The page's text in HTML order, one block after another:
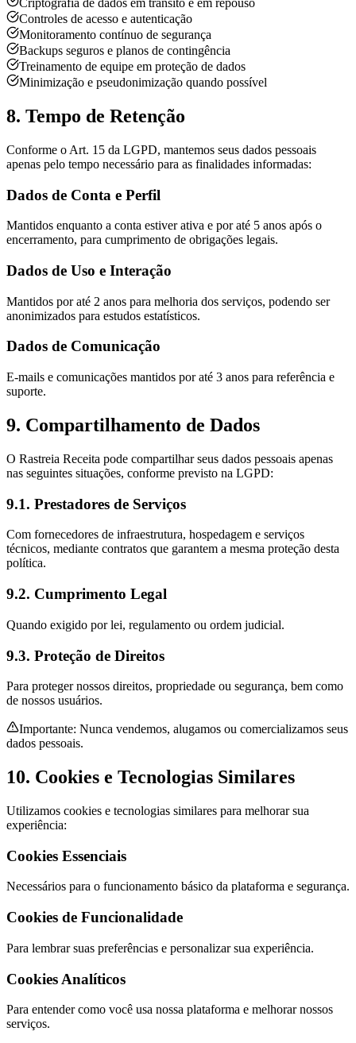
Criptografia de dados em trânsito e em repouso
Controles de acesso e autenticação
Monitoramento contínuo de segurança
Backups seguros e planos de contingência
Treinamento de equipe em proteção de dados
Minimização e pseudonimização quando possível
8. Tempo de Retenção
Conforme o Art. 15 da LGPD, mantemos seus dados pessoais
apenas pelo tempo necessário para as finalidades informadas:
Dados de Conta e Perfil
Mantidos enquanto a conta estiver ativa e por até 5 anos após o
encerramento, para cumprimento de obrigações legais.
Dados de Uso e Interação
Mantidos por até 2 anos para melhoria dos serviços, podendo ser
anonimizados para estudos estatísticos.
Dados de Comunicação
E-mails e comunicações mantidos por até 3 anos para referência e
suporte.
9. Compartilhamento de Dados
O Rastreia Receita pode compartilhar seus dados pessoais apenas
nas seguintes situações, conforme previsto na LGPD:
9.1. Prestadores de Serviços
Com fornecedores de infraestrutura, hospedagem e serviços
técnicos, mediante contratos que garantem a mesma proteção desta
política.
9.2. Cumprimento Legal
Quando exigido por lei, regulamento ou ordem judicial.
9.3. Proteção de Direitos
Para proteger nossos direitos, propriedade ou segurança, bem como
de nossos usuários.
Importante: Nunca vendemos, alugamos ou comercializamos seus
dados pessoais.
10. Cookies e Tecnologias Similares
Utilizamos cookies e tecnologias similares para melhorar sua
experiência:
Cookies Essenciais
Necessários para o funcionamento básico da plataforma e segurança.
Cookies de Funcionalidade
Para lembrar suas preferências e personalizar sua experiência.
Cookies Analíticos
Para entender como você usa nossa plataforma e melhorar nossos
serviços.